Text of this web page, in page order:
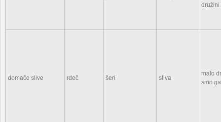
družini
domače slive rdeč šeri sliva
malo
smo